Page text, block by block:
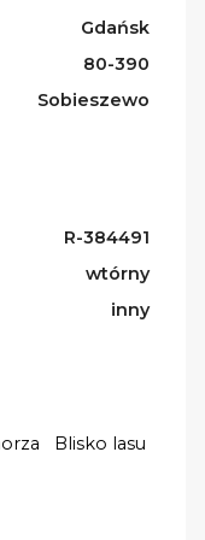
Gdańsk
80-390
Sobieszewo
R-384491
wtórny
inny
Blisko lasu